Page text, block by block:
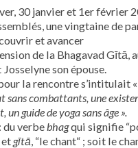
30 janvier et 1er février
une vingtaine de
et avancer
de la Bhagavad Gītā,
son épouse.
la rencontre s’intitulait «
sans combattants, une
guide de yoga sans âge ».
verbe bhagqui signifie
et gītā , “le chant“ ; soit le